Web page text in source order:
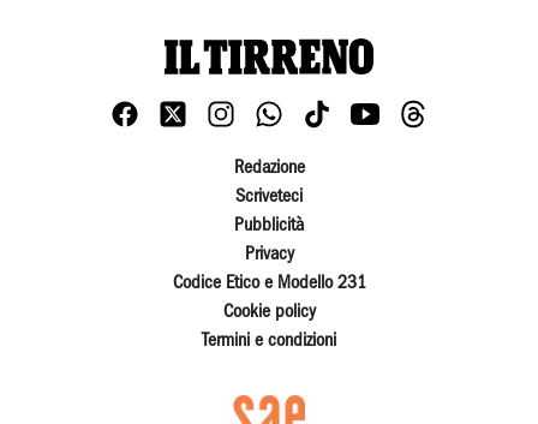
Redazione
Scriveteci
Pubblicità
Privacy
Codice Etico e Modello 231
Cookie policy
Termini e condizioni